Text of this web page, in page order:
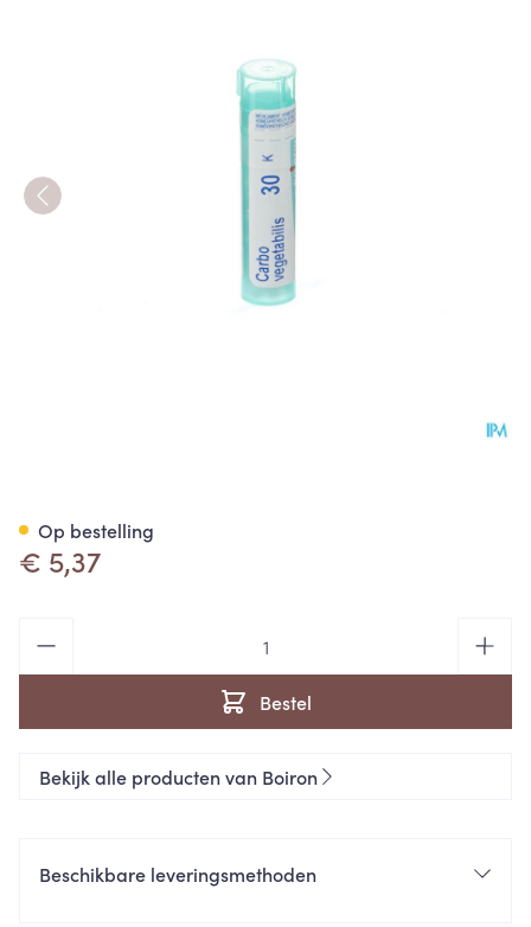
€ 5,37
Bestel
Op bestelling
Bekijk alle producten van Boiron
Beschikbare leveringsmethoden